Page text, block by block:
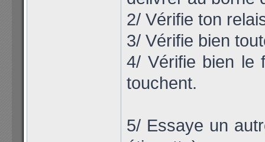
2/ Vérifie ton
3/ Vérifie bien
4/ Vérifie bien le
touchent.
5/ Essaye un